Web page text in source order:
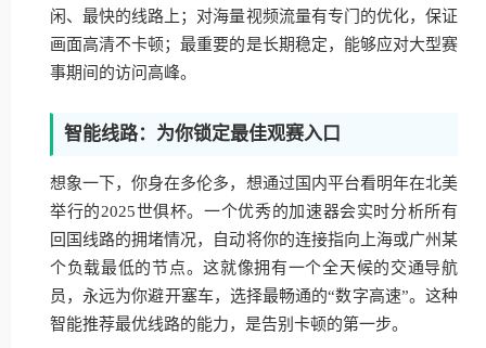
闲、最快的线路上；对海量视频流量有专门的优化，保证
画面高清不卡顿；最重要的是长期稳定，能够应对大型赛
事期间的访问高峰。
智能线路：为你锁定最佳观赛入口
想象一下，你身在多伦多，想通过国内平台看明年在北美
举行的2025世俱杯。一个优秀的加速器会实时分析所有
回国线路的拥堵情况，自动将你的连接指向上海或广州某
个负载最低的节点。这就像拥有一个全天候的交通导航
员，永远为你避开塞车，选择最畅通的“数字高速”。这种
智能推荐最优线路的能力，是告别卡顿的第一步。